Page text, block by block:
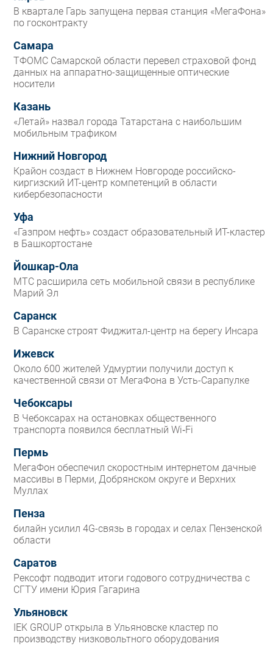
В квартале Гарь запущена первая станция «МегаФона»
по госконтракту
Самара
ТФОМС Самарской области перевел страховой фонд
данных на аппаратно-защищенные оптические
носители
Казань
«Летай» назвал города Татарстана с наибольшим
мобильным трафиком
Нижний Новгород
Крайон создаст в Нижнем Новгороде российско-
киргизский ИТ-центр компетенций в области
кибербезопасности
Уфа
«Газпром нефть» создаст образовательный ИТ-кластер
в Башкортостане
Йошкар-Ола
МТС расширила сеть мобильной связи в республике
Марий Эл
Саранск
В Саранске строят Фиджитал-центр на берегу Инсара
Ижевск
Около 600 жителей Удмуртии получили доступ к
качественной связи от МегаФона в Усть-Сарапулке
Чебоксары
В Чебоксарах на остановках общественного
транспорта появился бесплатный Wi‑Fi
Пермь
МегаФон обеспечил скоростным интернетом дачные
массивы в Перми, Добрянском округе и Верхних
Муллах
Пенза
билайн усилил 4G-связь в городах и селах Пензенской
области
Саратов
Рексофт подводит итоги годового сотрудничества с
СГТУ имени Юрия Гагарина
Ульяновск
IEK GROUP открыла в Ульяновске кластер по
производству низковольтного оборудования